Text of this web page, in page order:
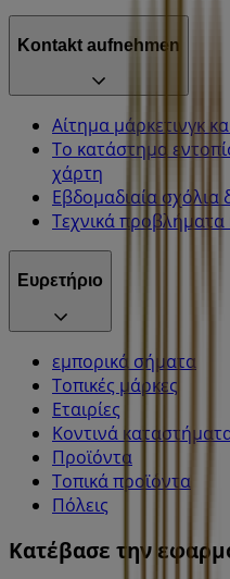
Kontakt aufnehmen
Αίτημα μάρκετινγκ
Το κατάστημα
χάρτη
Εβδομαδιαία σχόλια
Τεχνικά προβλήματα
Ευρετήριο
εμπορικά σήματα
Τοπικές μάρκες
Εταιρίες
Κοντινά
Προϊόντα
Τοπικά προϊόντα
Πόλεις
Κατέβασε την